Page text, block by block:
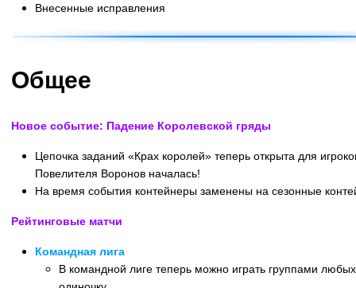
Внесенные исправления
Общее
Новое событие: Падение Королевской гряды
Цепочка заданий «Крах королей» теперь открыта для
Повелителя Воронов началась!
На время события контейнеры заменены на сезонные
Рейтинговые матчи
Командная лига
В командной лиге теперь можно играть группами